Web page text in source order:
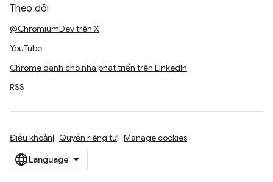
Theo dõi
@ChromiumDev trên X
YouTube
Chrome dành cho nhà phát triển trên LinkedIn
RSS
Điều khoản Quyền riêng tư Manage cookies